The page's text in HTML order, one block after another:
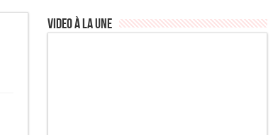
Video à la Une